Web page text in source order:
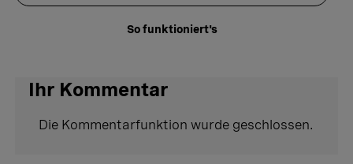
So funktioniert's
Ihr Kommentar
Die Kommentarfunktion wurde geschlossen.